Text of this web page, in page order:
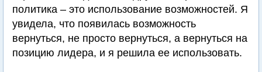
политика – это использование возможностей. Я
увидела, что появилась возможность
вернуться, не просто вернуться, а вернуться на
позицию лидера, и я решила ее использовать.